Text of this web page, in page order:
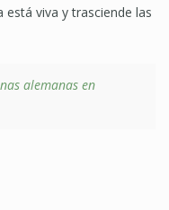
viva y trasciende las
alemanas en